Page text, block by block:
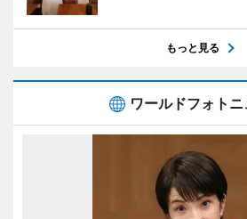
もっと見る
ワールドフォトニ